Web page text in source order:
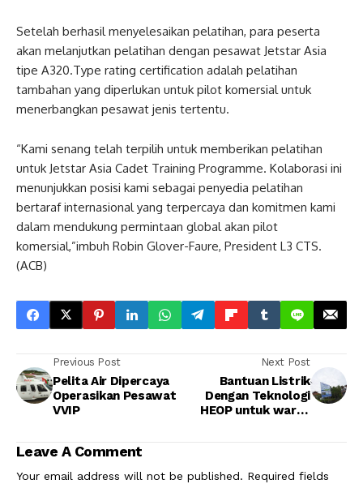
Setelah berhasil menyelesaikan pelatihan, para peserta
akan melanjutkan pelatihan dengan pesawat Jetstar Asia
tipe A320.Type rating certification adalah pelatihan
tambahan yang diperlukan untuk pilot komersial untuk
menerbangkan pesawat jenis tertentu.
“Kami senang telah terpilih untuk memberikan pelatihan
untuk Jetstar Asia Cadet Training Programme. Kolaborasi ini
menunjukkan posisi kami sebagai penyedia pelatihan
bertaraf internasional yang terpercaya dan komitmen kami
dalam mendukung permintaan global akan pilot
komersial,”imbuh Robin Glover-Faure, President L3 CTS.
(ACB)
Previous Post
Pelita Air Dipercaya
Operasikan Pesawat
VVIP
Next Post
Bantuan Listrik
Dengan Teknologi
HEOP untuk warga
Leave A Comment
Your email address will not be published. Required fields